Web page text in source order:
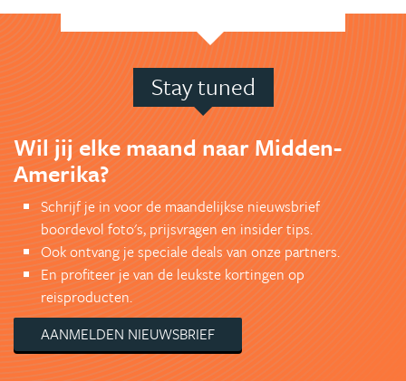
Stay tuned
Wil jij elke maand naar Midden-
Amerika?
Schrijf je in voor de maandelijkse nieuwsbrief
boordevol foto's, prijsvragen en insider tips.
Ook ontvang je speciale deals van onze partners.
En profiteer je van de leukste kortingen op
reisproducten.
AANMELDEN NIEUWSBRIEF